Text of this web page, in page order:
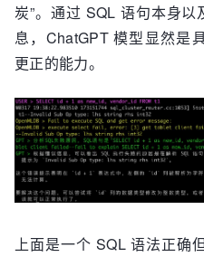
炭”。通过 SQL 语句本身
息，ChatGPT 模型显然是
更正的能力。
上面是一个 SQL 语法正确